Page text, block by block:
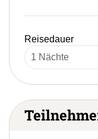
Reisedauer